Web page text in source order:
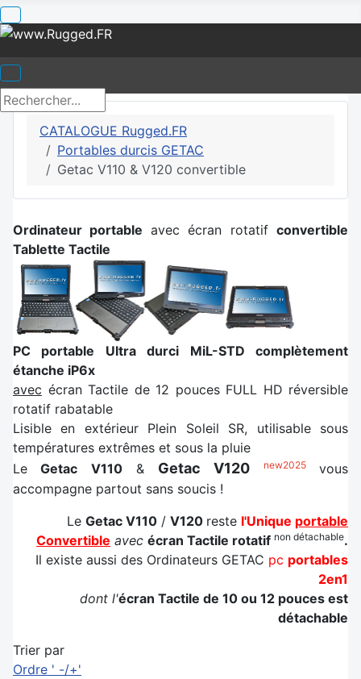
CATALOGUE Rugged.FR
Portables durcis GETAC
Getac V110 & V120 convertible
Ordinateur portable avec écran rotatifconvertible
Tablette Tactile
PC portable Ultra durci MiL-STD complètement
étanche iP6x
avec écran Tactile de 12 pouces FULL HD réversible
rotatif rabatable
Lisible en extérieur Plein Soleil SR, utilisable sous
températures extrêmes et sous la pluie
Le Getac V110& Getac V120 new2025
vous
accompagne partout sans soucis !
Le Getac V110 / V120 reste l'Unique portable
Convertible avec écran Tactile rotatif non détachable.
Il existe aussi des Ordinateurs GETAC pc portables
2en1
dont l'écran Tactile de 10 ou 12 pouces est
détachable
Trier par
Ordre ' -/+'